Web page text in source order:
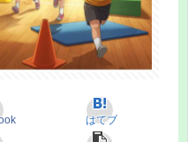
はてブ